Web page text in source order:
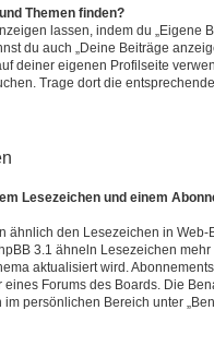
Themen finden?
lassen, indem du „Eigene
du auch „Deine Beiträge
deiner eigenen Profilseite
Trage dort die
Lesezeichen und einem
ähnlich den Lesezeichen in
3.1 ähneln Lesezeichen
aktualisiert wird.
Forums des Boards. Die
persönlichen Bereich unter